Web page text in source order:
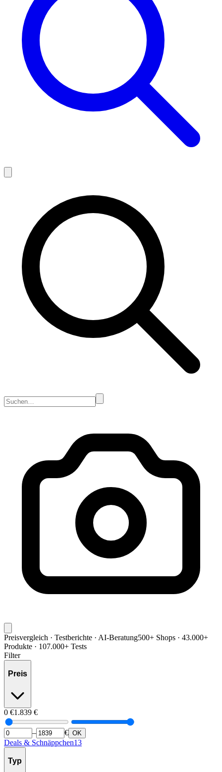
Preisvergleich · Testberichte · AI-Beratung500+ Shops · 43.000+
Produkte · 107.000+ Tests
Filter
Preis
0 €1.839 €
– € OK
Deals & Schnäppchen13
Typ